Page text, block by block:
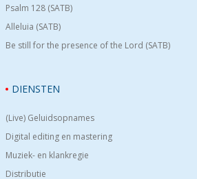
Psalm 128 (SATB)
Alleluia (SATB)
Be still for the presence of the Lord (SATB)
DIENSTEN
(Live) Geluidsopnames
Digital editing en mastering
Muziek- en klankregie
Distributie